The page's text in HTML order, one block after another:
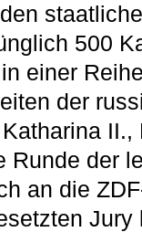
500
einer
der
Runde der
an die